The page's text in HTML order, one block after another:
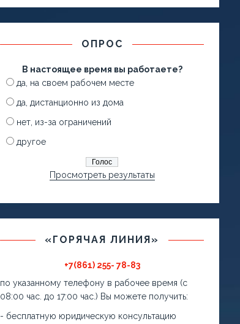
ОПРОС
В настоящее время вы работаете?
да, на своем рабочем месте
да, дистанционно из дома
нет, из-за ограничений
другое
Просмотреть результаты
«ГОРЯЧАЯ ЛИНИЯ»
+7(861) 255- 78-83
по указанному телефону в рабочее время (с
08:00 час. до 17:00 час.) Вы можете получить:
- бесплатную юридическую консультацию